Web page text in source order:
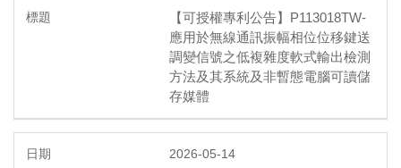
【可授權專利公告】P113018TW-
應用於無線通訊振幅相位位移鍵送
調變信號之低複雜度軟式輸出檢測
方法及其系統及非暫態電腦可讀儲
存媒體
2026-05-14